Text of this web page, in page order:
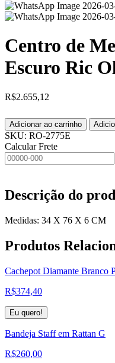
Centro de
Escuro Ric
R$2.655,12
Adicionar ao carrinho
SKU: RO-2775E
Calcular Frete
Descrição do
Medidas: 34 X 76 X 6 CM
Produtos
Cachepot Diamante Branco
R$374,40
Eu quero!
Bandeja Staff em Rattan G
R$260,00